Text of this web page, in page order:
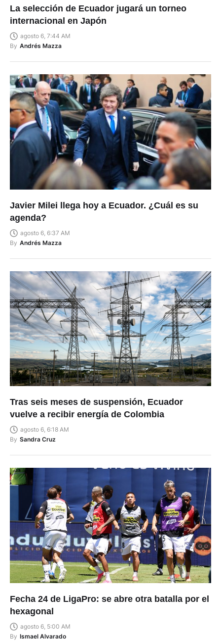
La selección de Ecuador jugará un torneo
internacional en Japón
agosto 6, 7:44 AM
By Andrés Mazza
Javier Milei llega hoy a Ecuador. ¿Cuál es su
agenda?
agosto 6, 6:37 AM
By Andrés Mazza
Tras seis meses de suspensión, Ecuador
vuelve a recibir energía de Colombia
agosto 6, 6:18 AM
By Sandra Cruz
Fecha 24 de LigaPro: se abre otra batalla por el
hexagonal
agosto 6, 5:00 AM
By Ismael Alvarado